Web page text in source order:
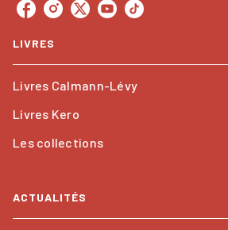
LIVRES
Livres Calmann-Lévy
Livres Kero
Les collections
ACTUALITÉS